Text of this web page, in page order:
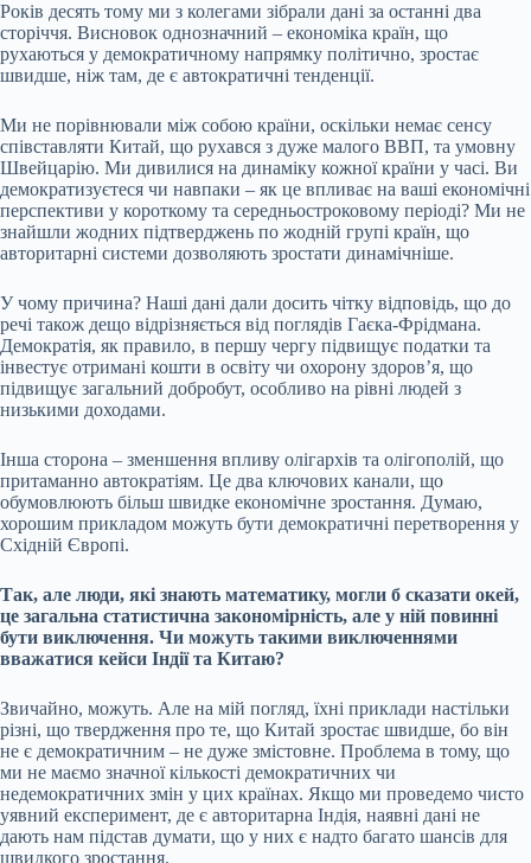
Років десять тому ми з колегами зібрали дані за останні два
сторіччя. Висновок однозначний – економіка країн, що
рухаються у демократичному напрямку політично, зростає
швидше, ніж там, де є автократичні тенденції.
Ми не порівнювали між собою країни, оскільки немає сенсу
співставляти Китай, що рухався з дуже малого ВВП, та умовну
Швейцарію. Ми дивилися на динаміку кожної країни у часі. Ви
демократизуєтеся чи навпаки – як це впливає на ваші економічні
перспективи у короткому та середньостроковому періоді? Ми не
знайшли жодних підтверджень по жодній групі країн, що
авторитарні системи дозволяють зростати динамічніше.
У чому причина? Наші дані дали досить чітку відповідь, що до
речі також дещо відрізняється від поглядів Гаєка-Фрідмана.
Демократія, як правило, в першу чергу підвищує податки та
інвестує отримані кошти в освіту чи охорону здоровʼя, що
підвищує загальний добробут, особливо на рівні людей з
низькими доходами.
Інша сторона – зменшення впливу олігархів та олігополій, що
притаманно автократіям. Це два ключових канали, що
обумовлюють більш швидке економічне зростання. Думаю,
хорошим прикладом можуть бути демократичні перетворення у
Східній Європі.
Так, але люди, які знають математику, могли б сказати окей,
це загальна статистична закономірність, але у ній повинні
бути виключення. Чи можуть такими виключеннями
вважатися кейси Індії та Китаю?
Звичайно, можуть. Але на мій погляд, їхні приклади настільки
різні, що твердження про те, що Китай зростає швидше, бо він
не є демократичним – не дуже змістовне. Проблема в тому, що
ми не маємо значної кількості демократичних чи
недемократичних змін у цих країнах. Якщо ми проведемо чисто
уявний експеримент, де є авторитарна Індія, наявні дані не
дають нам підстав думати, що у них є надто багато шансів для
швидкого зростання.